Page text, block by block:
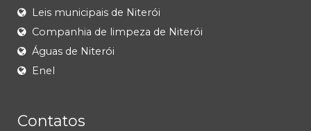
Leis municipais de Niterói
Companhia de limpeza de Niterói
Águas de Niterói
Enel
Contatos